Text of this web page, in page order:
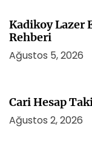
Kadikoy Lazer
Rehberi
Ağustos 5, 2026
Cari Hesap
Ağustos 2, 2026